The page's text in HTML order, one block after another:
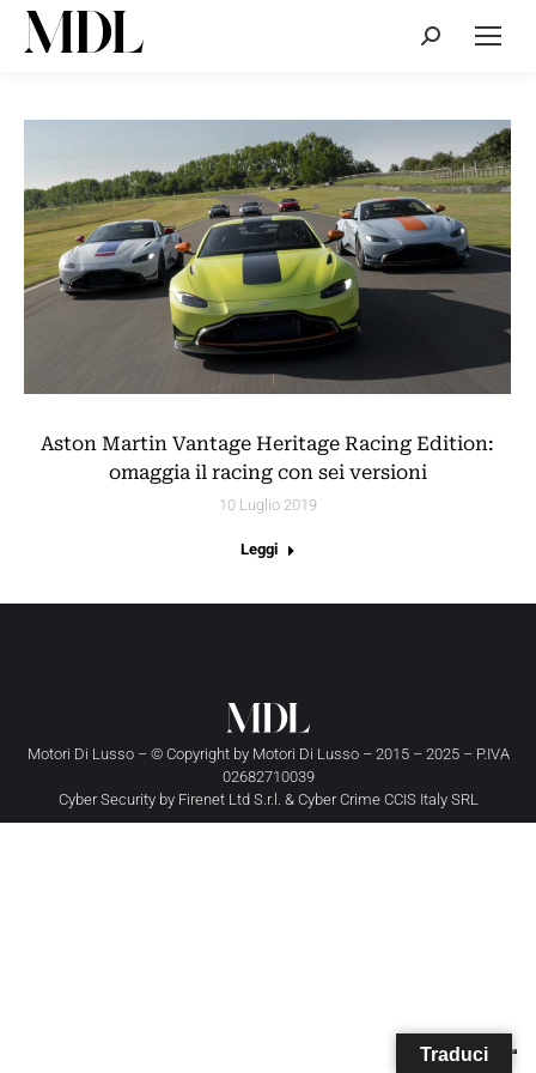
Cerca:
Aston Martin Vantage Heritage Racing Edition:
omaggia il racing con sei versioni
10 Luglio 2019
Leggi
Motori Di Lusso – © Copyright by Motori Di Lusso– 2015 – 2025 – P.IVA
02682710039
Cyber Security by Firenet Ltd S.r.l. & Cyber Crime CCIS Italy SRL
Traduci